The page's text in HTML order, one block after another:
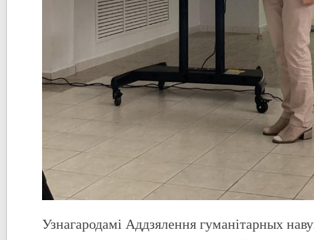
Узнагародамі Аддзялення гуманітарных